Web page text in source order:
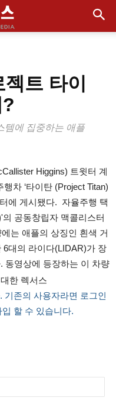
트 타이
템에 집중하는 애플
Higgins) 트윗터 계
차 ‘타이탄 (Project Titan)
에 게시됐다. 자율주행 택
공동창립자 맥콜리스터
는 애플의 상징인 흰색 거
6대의 라이다(LIDAR)가 장
동영상에 등장하는 이 차량
한 렉서스
기존의 사용자라면 로그인
할 수 있습니다.